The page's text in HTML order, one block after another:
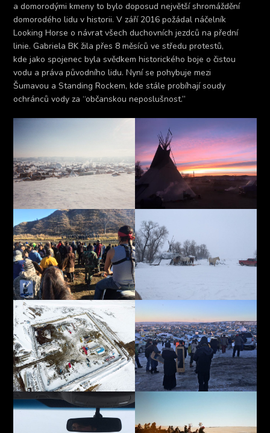
a domorodými kmeny to bylo doposud největší shromáždění
domorodého lidu v historii. V září 2016 požádal náčelník
Looking Horse o návrat všech duchovních jezdců na přední
linie. Gabriela BK žila přes 8 měsíců ve středu protestů,
kde jako spojenec byla svědkem historického boje o čistou
vodu a práva původního lidu. Nyní se pohybuje mezi
Šumavou a Standing Rockem, kde stále probíhají soudy
ochránců vody za “občanskou neposlušnost.”